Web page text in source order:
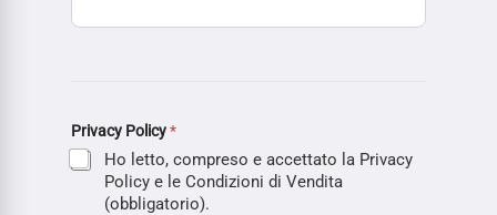
Privacy Policy*
Ho letto, compreso e accettato la Privacy
Policy e le Condizioni di Vendita
(obbligatorio).